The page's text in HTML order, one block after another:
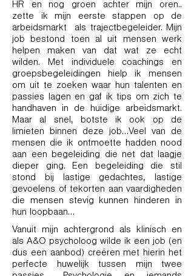
HR en nog groen achter mijn oren..
zette ik mijn eerste stappen op de
arbeidsmarkt als trajectbegeleider. Mijn
job bestond toen al uit mensen werk
helpen maken van dat wat ze echt
wilden. Met individuele coachings en
groepsbegeleidingen hielp ik mensen
om uit te zoeken waar hun talenten en
passies lagen en gaf ik tips om zich te
handhaven in de huidige arbeidsmarkt.
Maar al snel, botste ik ook op de
limieten binnen deze job…Veel van de
mensen die ik ontmoette hadden nood
aan een begeleiding die net dat laagje
dieper ging. Een begeleiding die stil
stond bij lastige gedachtes, lastige
gevoelens of tekorten aan vaardigheden
die mensen stevig kunnen hinderen in
hun loopbaan…
Vanuit mijn achtergrond als klinisch en
als A&O psycholoog wilde ik een job (en
dus een aanbod) creëren met hierin het
perfecte huwelijk tussen mijn twee